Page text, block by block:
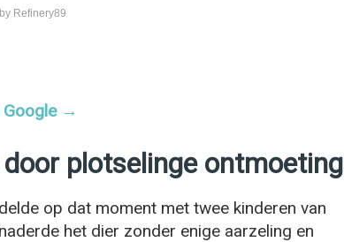
Refinery89
Google →
plotselinge ontmoeting
op dat moment met twee kinderen van
het dier zonder enige aarzeling en